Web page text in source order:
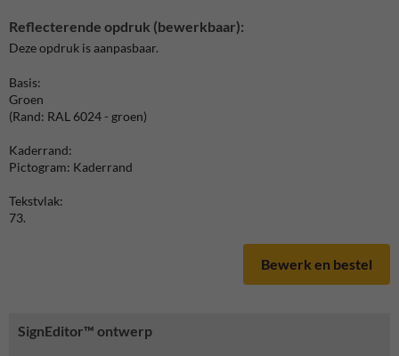
SignEditor™ ontwerp
Reflecterende opdruk (bewerkbaar):
Deze opdruk is aanpasbaar.
Basis:
Groen
(Rand: RAL 6024 - groen)
Kaderrand:
Pictogram: Kaderrand
Tekstvlak:
73.
Bewerk en bestel